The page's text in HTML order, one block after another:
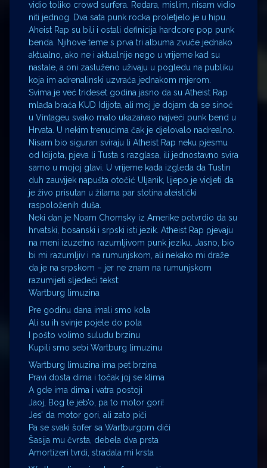
vidio toliko crowd surfera. Redara, mislim, nisam vidio
niti jednog. Dva sata punk rocka proletjelo je u hipu.
Aheist Rap su bili i ostali definicija hardcore pop punk
benda. Njihove teme s prva tri albuma zvuče jednako
aktualno, ako ne i aktualnije nego u vrijeme kad su
nastale, a oni zasluženo uživaju u pogledu na publiku
koja im adrenalinski uzvraća jednakom mjerom.
Svima je već trideset godina jasno da su Atheist Rap
mlađa braća KUD Idijota, ali moj je dojam da se sinoć
u Vintageu svako malo ukazaivao najveći punk bend u
Hrvata. U nekim trenucima čak je djelovalo nadrealno.
Nisam bio siguran sviraju li Atheist Rap neku pjesmu
od Idijota, pjeva li Tusta s razglasa, ili jednostavno svira
samo u mojoj glavi. U vrijeme kada izgleda da Tustin
duh zauvijek napušta otočić Uljanik, lijepo je vidjeti da
je živo prisutan u žilama par stotina ateistički
raspoloženih duša.
Neki dan je Noam Chomsky iz Amerike potvrdio da su
hrvatski, bosanski i srpski isti jezik. Atheist Rap pjevaju
na meni izuzetno razumljivom punk jeziku. Jasno, bio
bi mi razumljiv i na rumunjskom, ali nekako mi draže
da je na srpskom – jer ne znam na rumunjskom
razumijeti sljedeći tekst:
Wartburg limuzina
Pre godinu dana imali smo kola
Ali su ih svinje pojele do pola
I pošto volimo suludu brzinu
Kupili smo sebi Wartburg limuzinu
Wartburg limuzina ima pet brzina
Pravi dosta dima i točak joj se klima
A gde ima dima i vatra postoji
Jaoj, Bog te jeb’o, pa to motor gori!
Jes’ da motor gori, ali zato piči
Pa se svaki šofer sa Wartburgom diči
Šasija mu čvrsta, debela dva prsta
Amortizeri tvrdi, stradala mi krsta